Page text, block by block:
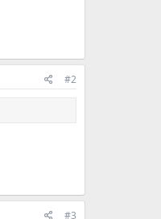
#2
#3